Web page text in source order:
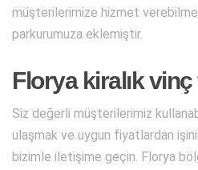
müşterilerimize hizmet
parkurumuza eklemiştir.
Florya kiralık vinç
Siz değerli müşterilerimiz
ulaşmak ve uygun fiyatlardan
bizimle iletişime geçin. Florya